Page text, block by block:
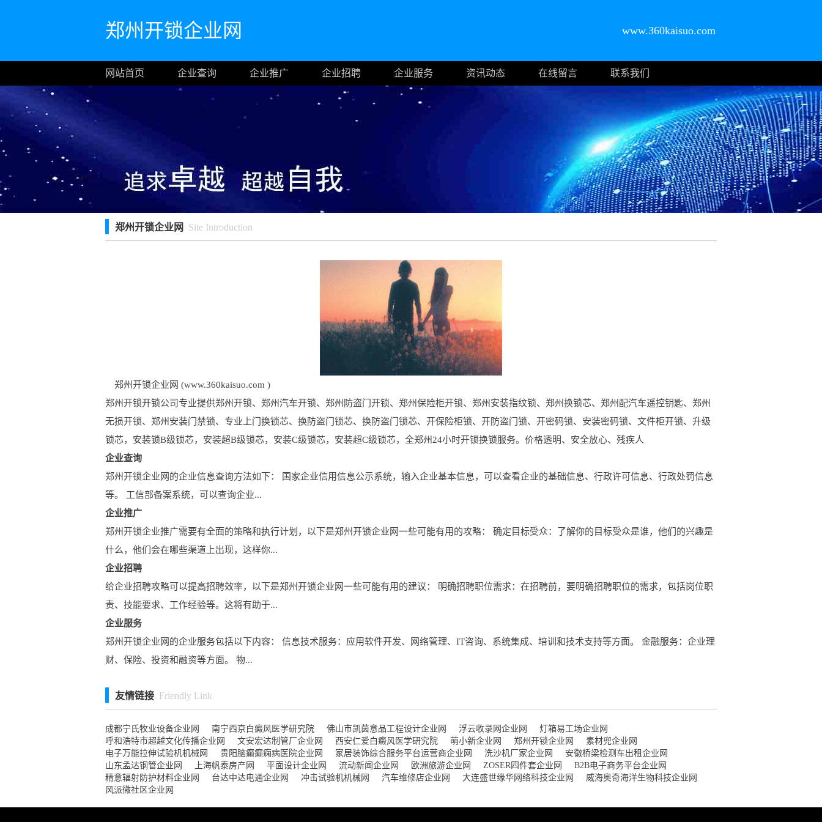
郑州开锁企业网 www.360kaisuo.com
网站首页 企业查询 企业推广 企业招聘 企业服务 资讯动态 在线留言 联系我们
郑州开锁企业网 Site Introduction
郑州开锁企业网 (www.360kaisuo.com )
郑州开锁开锁公司专业提供郑州开锁、郑州汽车开锁、郑州防盗门开锁、郑州保险柜开锁、郑州安装指纹锁、郑州换锁芯、郑州配汽车遥控钥匙、郑州
无损开锁、郑州安装门禁锁、专业上门换锁芯、换防盗门锁芯、换防盗门锁芯、开保险柜锁、开防盗门锁、开密码锁、安装密码锁、文件柜开锁、升级
锁芯，安装锁B级锁芯，安装超B级锁芯，安装C级锁芯，安装超C级锁芯，全郑州24小时开锁换锁服务。价格透明、安全放心、残疾人
企业查询
郑州开锁企业网的企业信息查询方法如下： 国家企业信用信息公示系统，输入企业基本信息，可以查看企业的基础信息、行政许可信息、行政处罚信息
等。 工信部备案系统，可以查询企业...
企业推广
郑州开锁企业推广需要有全面的策略和执行计划，以下是郑州开锁企业网一些可能有用的攻略： 确定目标受众：了解你的目标受众是谁，他们的兴趣是
什么，他们会在哪些渠道上出现，这样你...
企业招聘
给企业招聘攻略可以提高招聘效率，以下是郑州开锁企业网一些可能有用的建议： 明确招聘职位需求：在招聘前，要明确招聘职位的需求，包括岗位职
责、技能要求、工作经验等。这将有助于...
企业服务
郑州开锁企业网的企业服务包括以下内容： 信息技术服务：应用软件开发、网络管理、IT咨询、系统集成、培训和技术支持等方面。 金融服务：企业理
财、保险、投资和融资等方面。 物...
友情链接 Friendly Link
成都宁氏牧业设备企业网 南宁西京白癜风医学研究院 佛山市凯茵意品工程设计企业网 浮云收录网企业网
灯箱易工场企业网
呼和浩特市超越文化传播企业网
文安宏达制管厂企业网 西安仁爱白癜风医学研究院 萌小新企业网 郑州开锁企业网
素材兜企业网
电子万能拉伸试验机机械网
贵阳脑癫癫痫病医院企业网 家居装饰综合服务平台运营商企业网 洗沙机厂家企业网
安徽桥梁检测车出租企业网
山东孟达钢管企业网
上海帆泰房产网 平面设计企业网 流动新闻企业网 欧洲旅游企业网 ZOSER四件套企业网
B2B电子商务平台企业网
精意辐射防护材料企业网
台达中达电通企业网 冲击试验机机械网 汽车维修店企业网 大连盛世缘华网络科技企业网
威海奥奇海洋生物科技企业网
风派微社区企业网